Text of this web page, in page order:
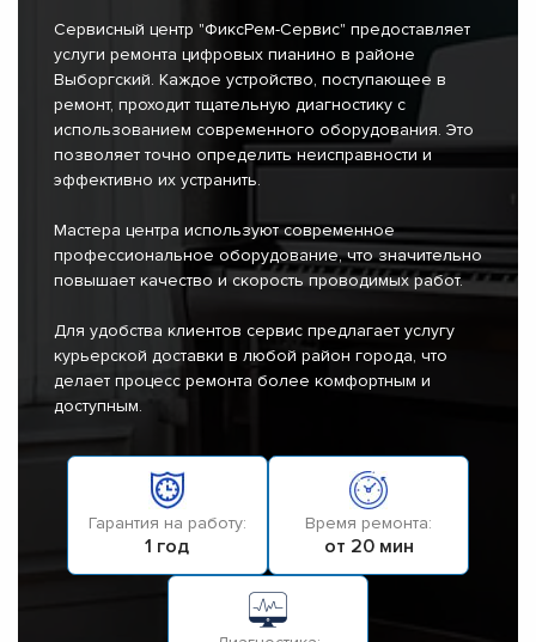
Сервисный центр "ФиксРем-Сервис" предоставляет
услуги ремонта цифровых пианино в районе
Выборгский. Каждое устройство, поступающее в
ремонт, проходит тщательную диагностику с
использованием современного оборудования. Это
позволяет точно определить неисправности и
эффективно их устранить.
Мастера центра используют современное
профессиональное оборудование, что значительно
повышает качество и скорость проводимых работ.
Для удобства клиентов сервис предлагает услугу
курьерской доставки в любой район города, что
делает процесс ремонта более комфортным и
доступным.
Гарантия на работу:
1 год
Время ремонта:
от 20 мин